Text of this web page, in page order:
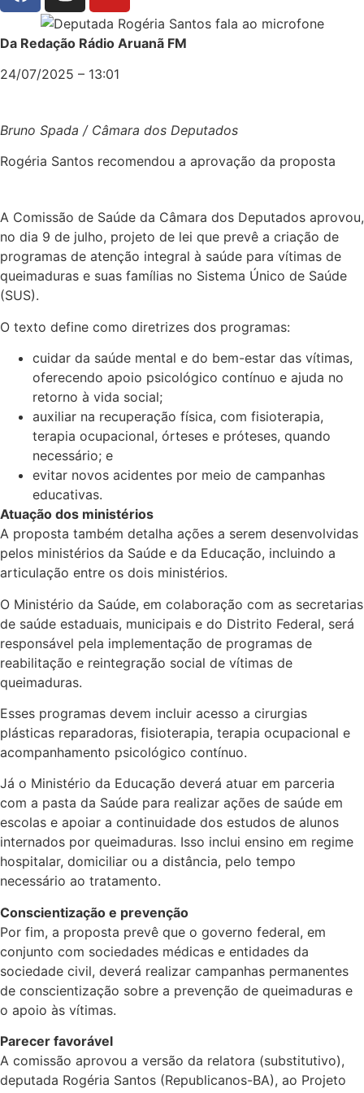
Da Redação Rádio Aruanã FM
24/07/2025 – 13:01
Bruno Spada / Câmara dos Deputados
Rogéria Santos recomendou a aprovação da proposta
A Comissão de Saúde da Câmara dos Deputados aprovou,
no dia 9 de julho, projeto de lei que prevê a criação de
programas de atenção integral à saúde para vítimas de
queimaduras e suas famílias no Sistema Único de Saúde
(SUS).
O texto define como diretrizes dos programas:
cuidar da saúde mental e do bem-estar das vítimas,
oferecendo apoio psicológico contínuo e ajuda no
retorno à vida social;
auxiliar na recuperação física, com fisioterapia,
terapia ocupacional, órteses e próteses, quando
necessário; e
evitar novos acidentes por meio de campanhas
educativas.
Atuação dos ministérios
A proposta também detalha ações a serem desenvolvidas
pelos ministérios da Saúde e da Educação, incluindo a
articulação entre os dois ministérios.
O Ministério da Saúde, em colaboração com as secretarias
de saúde estaduais, municipais e do Distrito Federal, será
responsável pela implementação de programas de
reabilitação e reintegração social de vítimas de
queimaduras.
Esses programas devem incluir acesso a cirurgias
plásticas reparadoras, fisioterapia, terapia ocupacional e
acompanhamento psicológico contínuo.
Já o Ministério da Educação deverá atuar em parceria
com a pasta da Saúde para realizar ações de saúde em
escolas e apoiar a continuidade dos estudos de alunos
internados por queimaduras. Isso inclui ensino em regime
hospitalar, domiciliar ou a distância, pelo tempo
necessário ao tratamento.
Conscientização e prevenção
Por fim, a proposta prevê que o governo federal, em
conjunto com sociedades médicas e entidades da
sociedade civil, deverá realizar campanhas permanentes
de conscientização sobre a prevenção de queimaduras e
o apoio às vítimas.
Parecer favorável
A comissão aprovou a versão da relatora (substitutivo),
deputada Rogéria Santos (Republicanos-BA), ao Projeto